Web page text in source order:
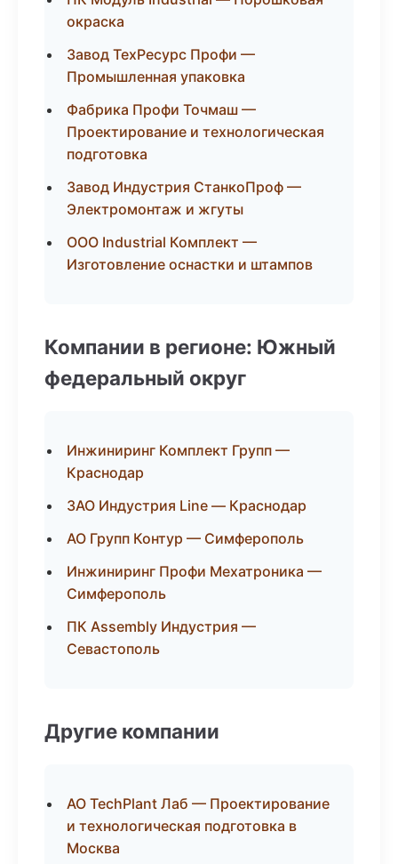
окраска
Завод ТехРесурс Профи —
Промышленная упаковка
Фабрика Профи Точмаш —
Проектирование и технологическая
подготовка
Завод Индустрия СтанкоПроф —
Электромонтаж и жгуты
ООО Industrial Комплект —
Изготовление оснастки и штампов
Компании в регионе: Южный
федеральный округ
Инжиниринг Комплект Групп —
Краснодар
ЗАО Индустрия Line — Краснодар
АО Групп Контур — Симферополь
Инжиниринг Профи Мехатроника —
Симферополь
ПК Assembly Индустрия —
Севастополь
Другие компании
АО TechPlant Лаб — Проектирование
и технологическая подготовка в
Москва